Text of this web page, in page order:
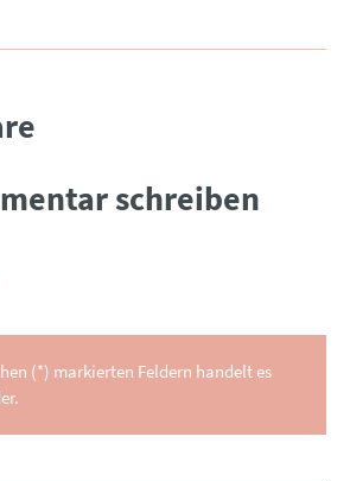
schreiben
(*) markierten Feldern handelt es